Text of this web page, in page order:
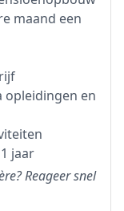
maand een
en
jaar
Reageer snel